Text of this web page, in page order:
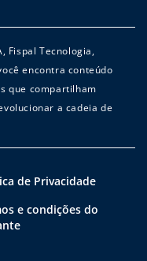
Fispal Tecnologia,
encontra conteúdo
que compartilham
a cadeia de
de Privacidade
e condições do